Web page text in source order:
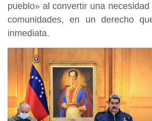
pueblo» al convertir una
comunidades, en un derecho
inmediata.